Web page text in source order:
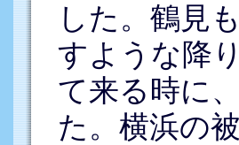
した。鶴見
すような降
て来る時に
た。横浜の